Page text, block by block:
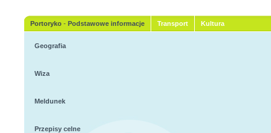
Portoryko - Podstawowe informacje Transport Kultura
Geografia
Wiza
Meldunek
Przepisy celne